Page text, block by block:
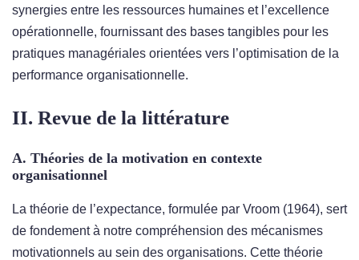
synergies entre les ressources humaines et l’excellence
opérationnelle, fournissant des bases tangibles pour les
pratiques managériales orientées vers l’optimisation de la
performance organisationnelle.
II. Revue de la littérature
A. Théories de la motivation en contexte
organisationnel
La théorie de l’expectance, formulée par Vroom (1964), sert
de fondement à notre compréhension des mécanismes
motivationnels au sein des organisations. Cette théorie